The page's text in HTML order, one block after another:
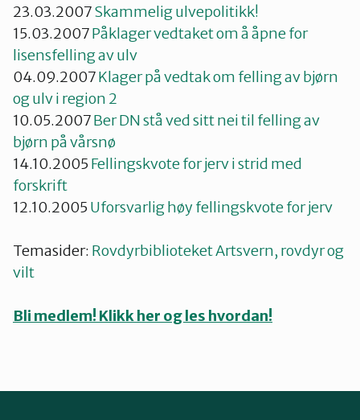
23.03.2007Skammelig ulvepolitikk!
15.03.2007Påklager vedtaket om å åpne for
lisensfelling av ulv
04.09.2007Klager på vedtak om felling av bjørn
og ulv i region 2
10.05.2007Ber DN stå ved sitt nei til felling av
bjørn på vårsnø
14.10.2005Fellingskvote for jerv i strid med
forskrift
12.10.2005Uforsvarlig høy fellingskvote for jerv
Temasider: RovdyrbiblioteketArtsvern, rovdyr og
vilt
Bli medlem! Klikk her og les hvordan!